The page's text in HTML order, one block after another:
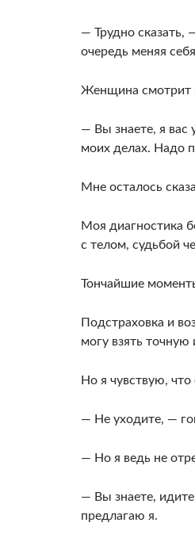
— Трудно
очередь ме­няя
Женщина смотрит
— Вы знаете, я вас
моих де­лах. Надо
Мне осталось
Моя диагностика
с те­лом, судьбой
Тончай­шие
Подстраховка и
могу взять
Но я чувствую, что
— Не уходите, —
— Но я ведь не
— Вы знаете,
предлагаю я.